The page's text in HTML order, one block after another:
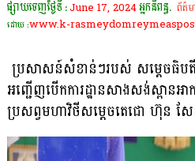
ផ្សាយចេញថ្ងៃទី :June 17, 2024អ្នកនិពន្ធ. ព័ត៌
ដោយ :www.k-
ប្រសាសន៍សំខាន់ៗរបស់ សម្តេចធិ
អញ្ជើញបើកការដ្ឋានសាងសង់ស្ពាន
ប្រសព្វមហាវិថីសម្តេចតេជោ ហ៊ុន ស